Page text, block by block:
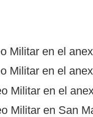
Militar en el
Militar en el
Militar en el
Militar en San